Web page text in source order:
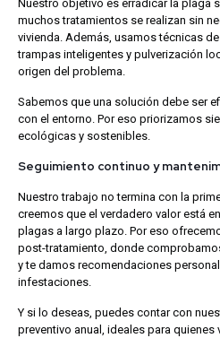
Nuestro objetivo es erradicar la plaga
muchos tratamientos se realizan sin
vivienda. Además, usamos técnicas
trampas inteligentes y pulverización
origen del problema.
Sabemos que una solución debe ser
con el entorno. Por eso priorizamos
ecológicas y sostenibles.
Seguimiento continuo y
Nuestro trabajo no termina con la
creemos que el verdadero valor está
plagas a largo plazo. Por eso
post-tratamiento, donde
y te damos recomendaciones
infestaciones.
Y si lo deseas, puedes contar con
preventivo anual, ideales para